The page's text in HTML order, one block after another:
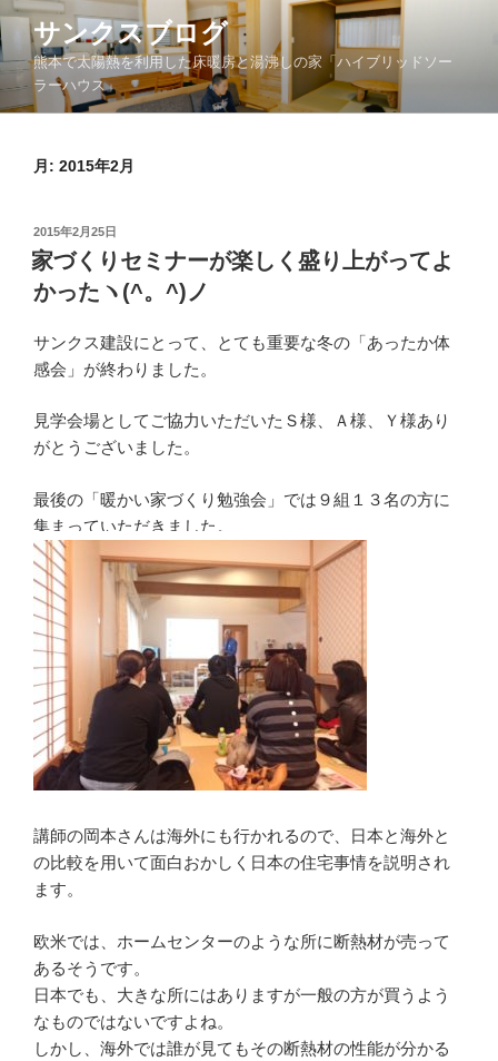
コ
ン
テ
ン
ツ
サンクスブログ
熊本で太陽熱を利用した床暖房と湯沸しの家「ハイブリッドソー
ラーハウス」
月: 2015年2月
投
稿
日:
2015年2月25日
家づくりセミナーが楽しく盛り上がってよ
かったヽ(^。^)ノ
サンクス建設にとって、とても重要な冬の「あったか体
感会」が終わりました。
見学会場としてご協力いただいたＳ様、Ａ様、Ｙ様あり
がとうございました。
最後の「暖かい家づくり勉強会」では９組１３名の方に
集まっていただきました。
講師の岡本さんは海外にも行かれるので、日本と海外と
の比較を用いて面白おかしく日本の住宅事情を説明され
ます。
欧米では、ホームセンターのような所に断熱材が売って
あるそうです。
日本でも、大きな所にはありますが一般の方が買うよう
なものではないですよね。
しかし、海外では誰が見てもその断熱材の性能が分かる